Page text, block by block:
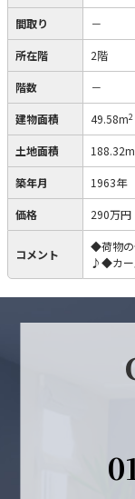
間取り －
所在階 2階
階数 －
建物面積 49.58m2
土地面積 188.32m
築年月 1963年
価格 290万円
コメント
◆荷物の
♪◆カー